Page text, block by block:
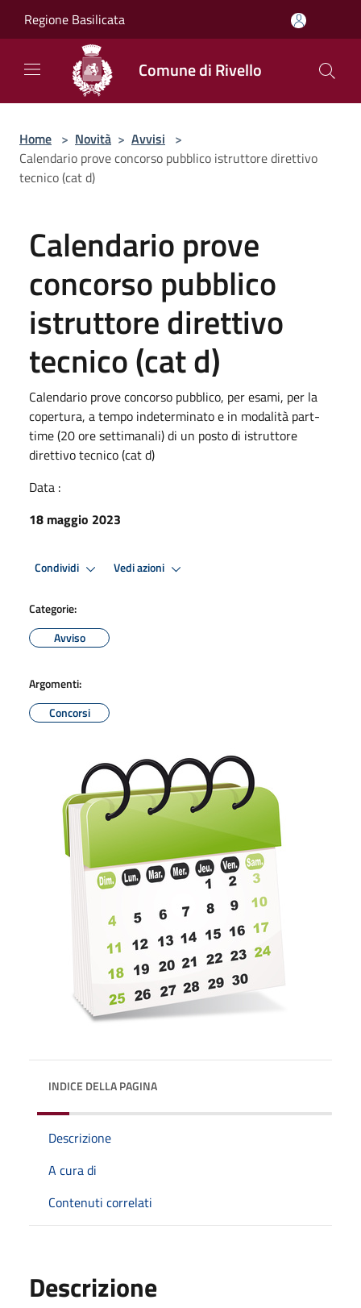
Regione Basilicata
Comune di Rivello
Home > Novità > Avvisi >
Calendario prove concorso pubblico istruttore direttivo
tecnico (cat d)
Calendario prove
concorso pubblico
istruttore direttivo
tecnico (cat d)
Calendario prove concorso pubblico, per esami, per la
copertura, a tempo indeterminato e in modalità part-
time (20 ore settimanali) di un posto di istruttore
direttivo tecnico (cat d)
Data :
18 maggio 2023
Condividi Vedi azioni
Categorie:
Avviso
Argomenti:
Concorsi
INDICE DELLA PAGINA
Descrizione
A cura di
Contenuti correlati
Descrizione